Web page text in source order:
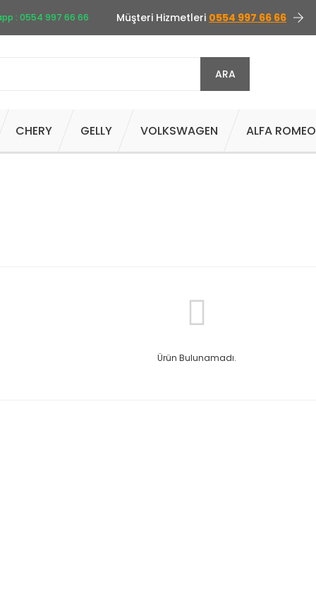
: 0554 997 66 66 Müşteri Hizmetleri 0554 997 66 66
ARA
CHERY GELLY VOLKSWAGEN ALFA ROMEO
Ürün Bulunamadı.